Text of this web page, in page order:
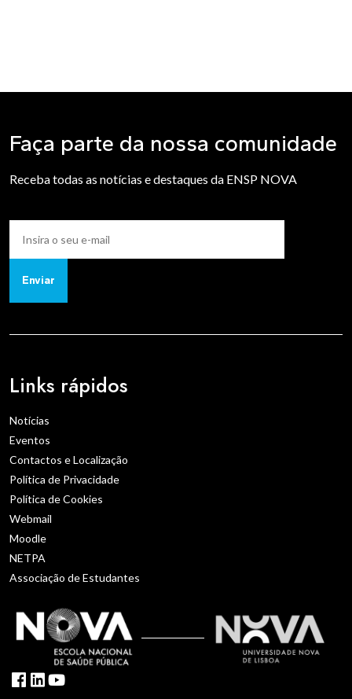
Faça parte da nossa comunidade
Receba todas as notícias e destaques da ENSP NOVA
Enviar
Links rápidos
Notícias
Eventos
Contactos e Localização
Política de Privacidade
Política de Cookies
Webmail
Moodle
NETPA
Associação de Estudantes